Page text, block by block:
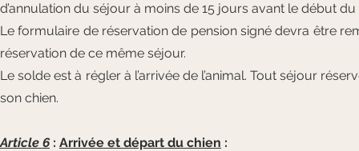
d’annulation du séjour à moins de 15 jours avant le début du
Le formulaire de réservation de pension signé devra être
réservation de ce même séjour.
Le solde est à régler à l’arrivée de l’animal. Tout séjour
son chien.
Article 6: Arrivée et départ du chien :